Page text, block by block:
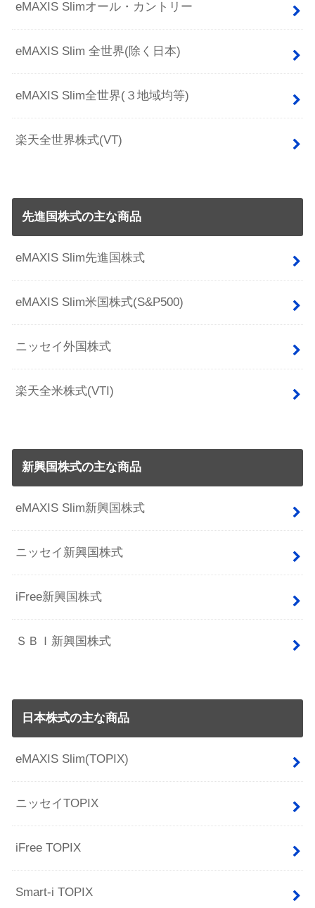
eMAXIS Slimオール・カントリー
eMAXIS Slim 全世界(除く日本)
eMAXIS Slim全世界(３地域均等)
楽天全世界株式(VT)
先進国株式の主な商品
eMAXIS Slim先進国株式
eMAXIS Slim米国株式(S&P500)
ニッセイ外国株式
楽天全米株式(VTI)
新興国株式の主な商品
eMAXIS Slim新興国株式
ニッセイ新興国株式
iFree新興国株式
ＳＢＩ新興国株式
日本株式の主な商品
eMAXIS Slim(TOPIX)
ニッセイTOPIX
iFree TOPIX
Smart-i TOPIX